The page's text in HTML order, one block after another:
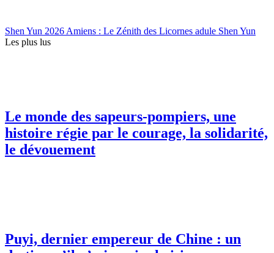
Shen Yun 2026 Amiens : Le Zénith des Licornes adule Shen Yun
Les plus lus
Le monde des sapeurs-pompiers, une
histoire régie par le courage, la solidarité,
le dévouement
Puyi, dernier empereur de Chine : un